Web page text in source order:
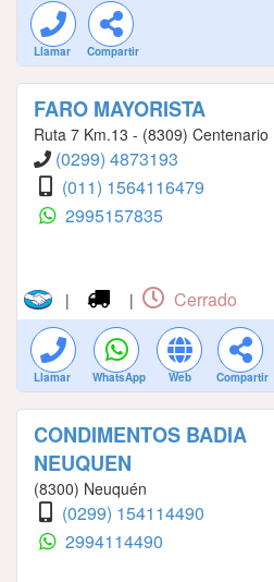
Llamar Compartir
FARO MAYORISTA
Ruta 7 Km.13 - (8309) Centenario
(0299) 4873193
(011) 1564116479
2995157835
| | Cerrado
Llamar WhatsApp Web Compartir
CONDIMENTOS BADIA
NEUQUEN
(8300) Neuquén
(0299) 154114490
2994114490